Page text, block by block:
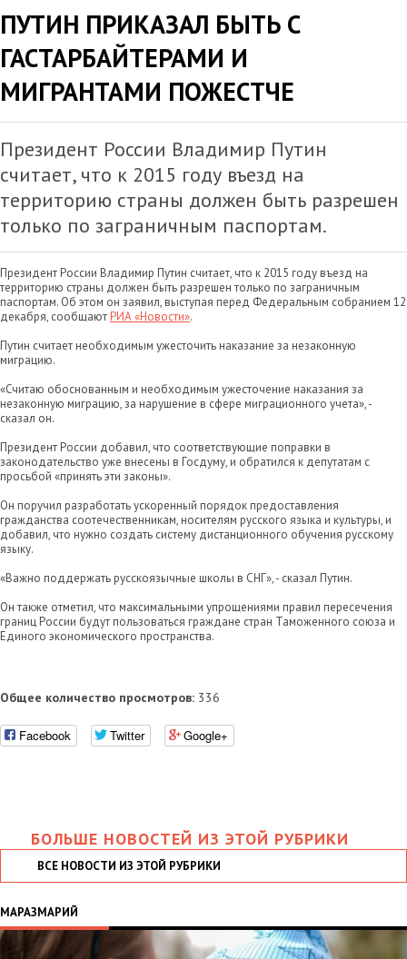
ПУТИН ПРИКАЗАЛ БЫТЬ С
ГАСТАРБАЙТЕРАМИ И
МИГРАНТАМИ ПОЖЕСТЧЕ
Президент России Владимир Путин
считает, что к 2015 году въезд на
территорию страны должен быть разрешен
только по заграничным паспортам.
Президент России Владимир Путин считает, что к 2015 году въезд на
территорию страны должен быть разрешен только по заграничным
паспортам. Об этом он заявил, выступая перед Федеральным собранием 12
декабря, сообщаютРИА «Новости».
Путин считает необходимым ужесточить наказание за незаконную
миграцию.
«Считаю обоснованным и необходимым ужесточение наказания за
незаконную миграцию, за нарушение в сфере миграционного учета», -
сказал он.
Президент России добавил, что соответствующие поправки в
законодательство уже внесены в Госдуму, и обратился к депутатам с
просьбой «принять эти законы».
Он поручил разработать ускоренный порядок предоставления
гражданства соотечественникам, носителям русского языка и культуры, и
добавил, что нужно создать систему дистанционного обучения русскому
языку.
«Важно поддержать русскоязычные школы в СНГ», - сказал Путин.
Он также отметил, что максимальными упрощениями правил пересечения
границ России будут пользоваться граждане стран Таможенного союза и
Единого экономического пространства.
Общее количество просмотров: 336
Facebook Twitter Google+
БОЛЬШЕ НОВОСТЕЙ ИЗ ЭТОЙ РУБРИКИ
ВСЕ НОВОСТИ ИЗ ЭТОЙ РУБРИКИ
МАРАЗМАРИЙ